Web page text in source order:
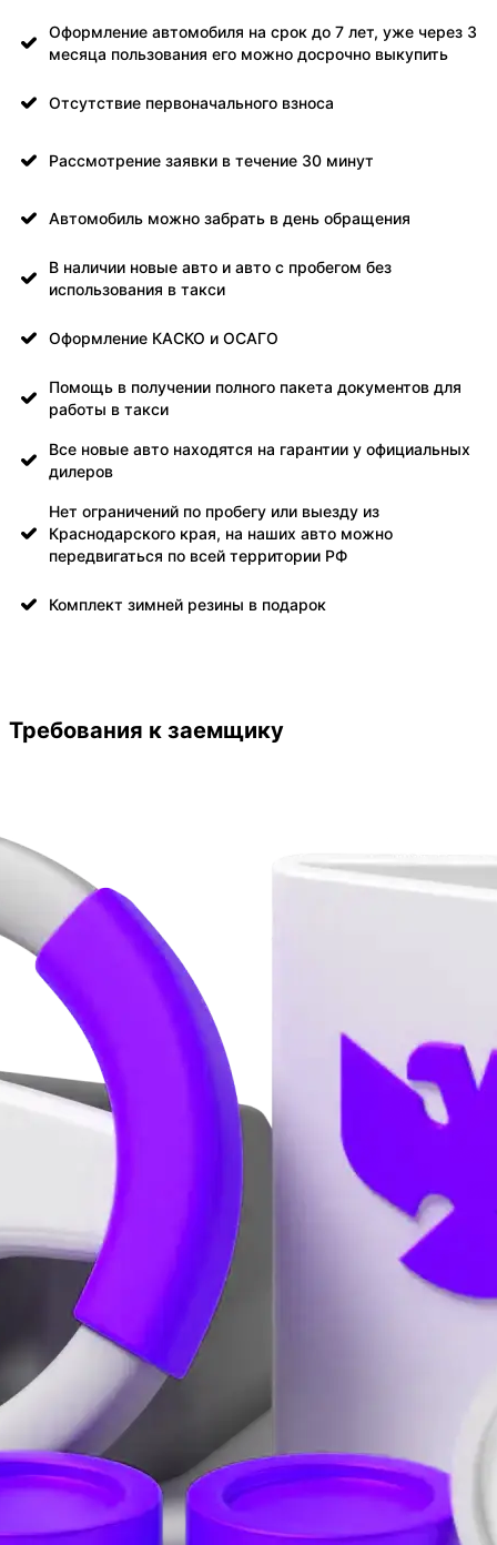
Оформление автомобиля на срок до 7 лет, уже через 3
месяца пользования его можно досрочно выкупить
Отсутствие первоначального взноса
Рассмотрение заявки в течение 30 минут
Автомобиль можно забрать в день обращения
В наличии новые авто и авто с пробегом без
использования в такси
Оформление КАСКО и ОСАГО
Помощь в получении полного пакета документов для
работы в такси
Все новые авто находятся на гарантии у официальных
дилеров
Нет ограничений по пробегу или выезду из
Краснодарского края, на наших авто можно
передвигаться по всей территории РФ
Комплект зимней резины в подарок
Требования к заемщику